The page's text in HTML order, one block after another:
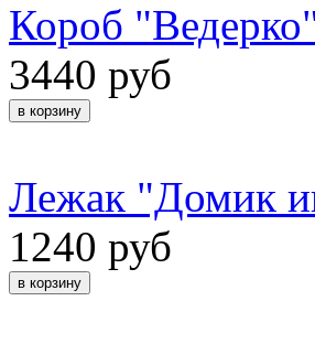
Короб
3440 руб
Лежак "Домик
1240 руб